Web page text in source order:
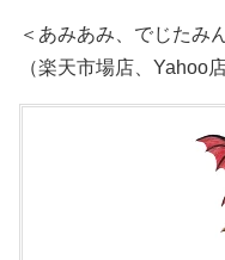
＜あみあみ、でじたみ
（楽天市場店、Yahoo